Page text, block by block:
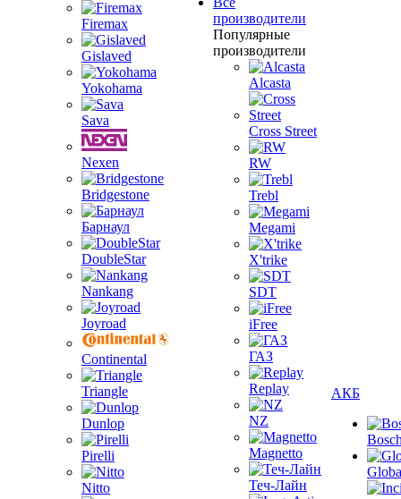
Firemax
Gislaved
Yokohama
Sava
Nexen
Bridgestone
Барнаул
DoubleStar
Nankang
Joyroad
Continental
Triangle
Dunlop
Pirelli
Nitto
производители
Популярные
производители
Alcasta
Cross Street
RW
Trebl
Megami
X'trike
SDT
iFree
ГАЗ
Replay
NZ
Magnetto
Теч-Лайн
АКБ